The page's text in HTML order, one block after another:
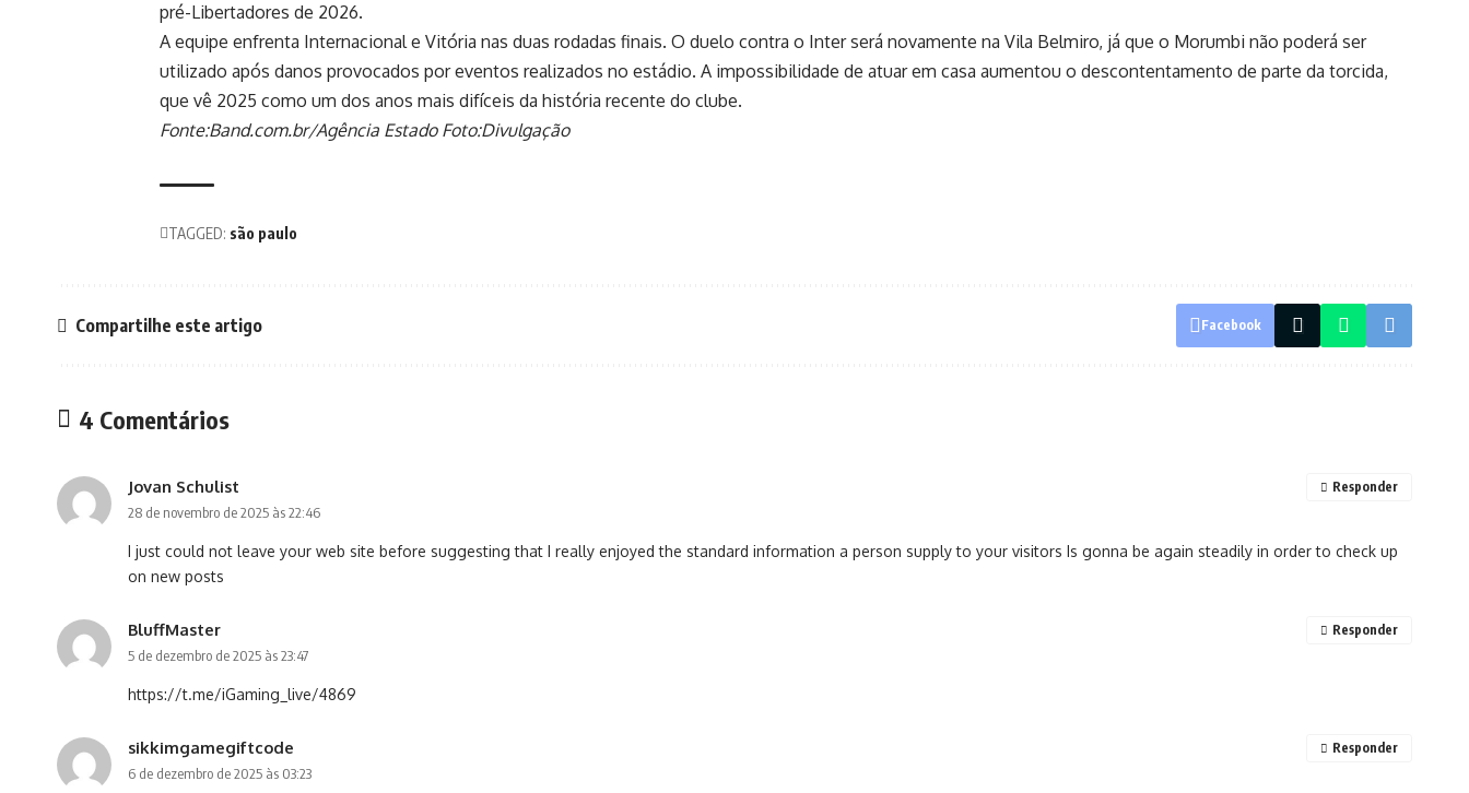
pré-Libertadores de 2026.
A equipe enfrenta Internacional e Vitória nas duas rodadas finais. O duelo contra o Inter será novamente na Vila Belmiro, já que o Morumbi não poderá ser
utilizado após danos provocados por eventos realizados no estádio. A impossibilidade de atuar em casa aumentou o descontentamento de parte da torcida,
que vê 2025 como um dos anos mais difíceis da história recente do clube.
Fonte:Band.com.br/Agência Estado Foto:Divulgação
TAGGED: são paulo
Compartilhe este artigo Facebook
4 Comentários
Jovan Schulist
28 de novembro de 2025 às 22:46
I just could not leave your web site before suggesting that I really enjoyed the standard information a person supply to your visitors Is gonna be again steadily in order to check up
on new posts
Responder
BluffMaster
5 de dezembro de 2025 às 23:47
https://t.me/iGaming_live/4869
Responder
sikkimgamegiftcode
6 de dezembro de 2025 às 03:23
Responder